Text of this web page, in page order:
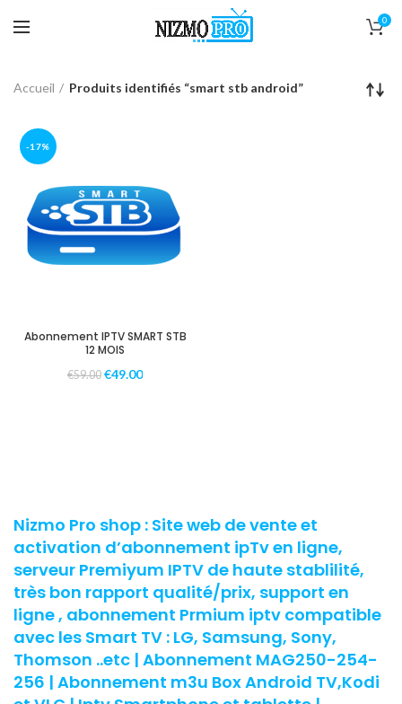
0
Accueil Produits identifiés “smart stb android”
-17%
Abonnement IPTV SMART STB
12 MOIS
€59.00 €49.00
Nizmo Pro shop : Site web de vente et
activation d’abonnement ipTv en ligne,
serveur Premiyum IPTV de haute stablilité,
très bon rapport qualité/prix, support en
ligne , abonnement Prmium iptv compatible
avec les Smart TV : LG, Samsung, Sony,
Thomson ..etc | Abonnement MAG250-254-
256 | Abonnement m3u Box Android TV,Kodi